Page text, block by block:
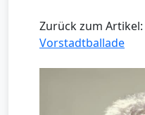
Zurück zum Artikel:
Vorstadtballade